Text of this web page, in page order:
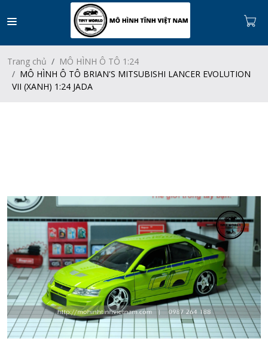
Trang chủ
MÔ HÌNH Ô TÔ 1:24
MÔ HÌNH Ô TÔ BRIAN'S MITSUBISHI LANCER EVOLUTION
VII (XANH) 1:24 JADA